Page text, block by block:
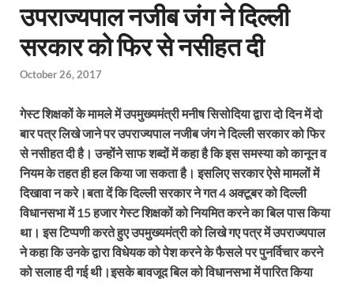
उपराज्यपाल नजीब जंग ने दिल्ली
सरकार को फिर से नसीहत दी
October 26, 2017
गेस्ट शिक्षकों के मामले में उपमुख्यमंत्री मनीष सिसोदिया द्वारा दो दिन में दो
बार पत्र लिखे जाने पर उपराज्यपाल नजीब जंग ने दिल्ली सरकार को फिर
से नसीहत दी है। उन्होंने साफ शब्दों में कहा है कि इस समस्या को कानून व
नियम के तहत ही हल किया जा सकता है। इसलिए सरकार ऐसे मामलों में
दिखावा न करे।बता दें कि दिल्ली सरकार ने गत 4 अक्टूबर को दिल्ली
विधानसभा में 15 हजार गेस्ट शिक्षकों को नियमित करने का बिल पास किया
था। इस टिप्पणी करते हुए उपमुख्यमंत्री को लिखे गए पत्र में उपराज्यपाल
ने कहा कि उनके द्वारा विधेयक को पेश करने के फैसले पर पुनर्विचार करने
को सलाह दी गई थी।इसके बावजूद बिल को विधानसभा में पारित किया